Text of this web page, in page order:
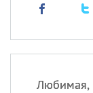
Любимая,